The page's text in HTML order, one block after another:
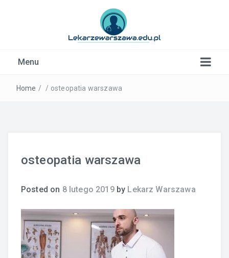
Menu
Home / / osteopatia warszawa
osteopatia warszawa
Posted on 8 lutego 2019by Lekarz Warszawa